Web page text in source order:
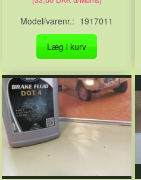
Model/varenr.: 1917011
Læg i kurv